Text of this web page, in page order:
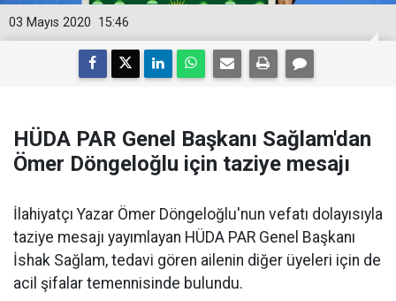
15:46
03 Mayıs 2020
HÜDA PAR Genel Başkanı Sağlam'dan
Ömer Döngeloğlu için taziye mesajı
​İlahiyatçı Yazar Ömer Döngeloğlu'nun vefatı dolayısıyla
taziye mesajı yayımlayan HÜDA PAR Genel Başkanı
İshak Sağlam, tedavi gören ailenin diğer üyeleri için de
acil şifalar temennisinde bulundu.